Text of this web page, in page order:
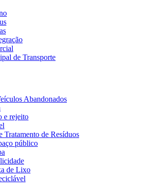
de Transporte
Abandonados
e rejeito
Tratamento de Resíduos
público
de Lixo